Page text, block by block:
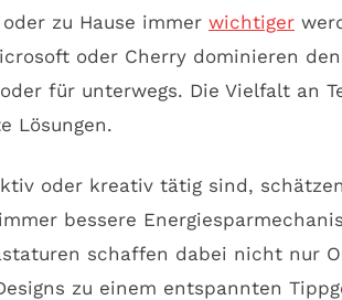
zu Hause immer wichtiger
oder Cherry dominieren
für unterwegs. Die Vielfalt an
Lösungen.
oder kreativ tätig sind,
bessere
schaffen dabei nicht nur
zu einem entspannten